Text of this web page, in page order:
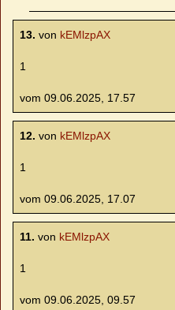
13. von kEMlzpAX
1
vom 09.06.2025, 17.57
12. von kEMlzpAX
1
vom 09.06.2025, 17.07
11. von kEMlzpAX
1
vom 09.06.2025, 09.57